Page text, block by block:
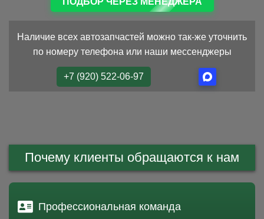
Наличие всех автозапчастей можно так-же уточнить
по номеру телефона или наши мессенджеры
+7 (920) 522-06-97
Почему клиенты обращаются к нам
Профессиональная команда